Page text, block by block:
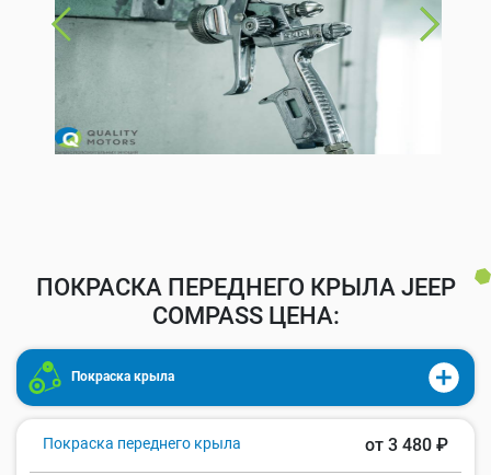
ПОКРАСКА ПЕРЕДНЕГО КРЫЛА JEEP
COMPASS ЦЕНА:
Покраска крыла
Покраска переднего крыла от 3 480 ₽